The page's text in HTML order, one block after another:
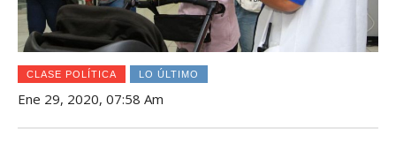
CLASE POLÍTICA LO ÚLTIMO
Ene 29, 2020, 07:58 Am